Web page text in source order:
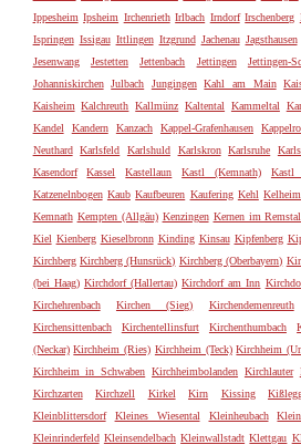
Ippesheim Ipsheim Irchenrieth Irlbach Irndorf Irschenberg
Ispringen Issigau Ittlingen Itzgrund Jachenau Jagsthausen
Jesenwang
Jestetten Jettenbach Jettingen Jettingen-
Johanniskirchen
Julbach Jungingen Kahl am Main
Kaisheim Kalchreuth Kallmünz Kaltental Kammeltal
Kandel
Kandern Kanzach Kappel-Grafenhausen
Neuthard
Karlsfeld Karlshuld Karlskron Karlsruhe
Kasendorf
Kassel Kastellaun Kastl (Kemnath) Kastl
Katzenelnbogen Kaub Kaufbeuren Kaufering Kehl Kelheim
Kemnath Kempten (Allgäu) Kenzingen Kernen im Remstal
Kiel Kienberg Kieselbronn Kinding Kinsau Kipfenberg
Kirchberg Kirchberg (Hunsrück) Kirchberg (Oberbayern)
(bei Haag) Kirchdorf (Hallertau) Kirchdorf am Inn
Kirchehrenbach
Kirchen (Sieg) Kirchendemenreuth
Kirchensittenbach
Kirchentellinsfurt Kirchenthumbach
(Neckar) Kirchheim (Ries) Kirchheim (Teck) Kirchheim
Kirchheim in Schwaben Kirchheimbolanden Kirchlauter
Kirchzarten
Kirchzell Kirkel Kirn Kissing
Kleinblittersdorf
Kleines Wiesental Kleinheubach
Kleinrinderfeld Kleinsendelbach Kleinwallstadt Klettgau